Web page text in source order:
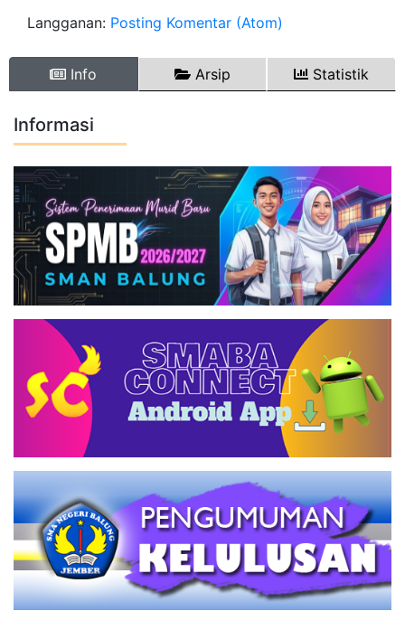
Langganan: Posting Komentar (Atom)
Info Arsip Statistik
Informasi